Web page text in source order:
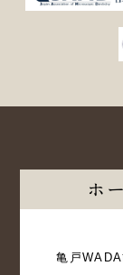
ホ
亀戸